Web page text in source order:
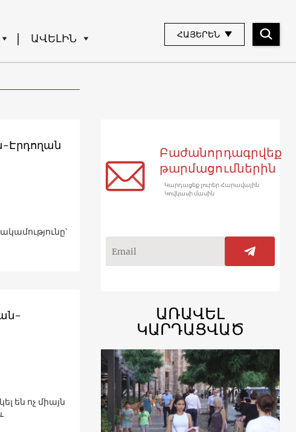
ԱՎԵԼԻՆ ՀԱՅԵՐԵՆ
Էրդողան
են ոչ միայն
Բաժանորդագրվեք
թարմացումներին
Կարդացեք լուրեր Հարավային
Կովկասի մասին
ԱՌԱՎԵԼ
ԿԱՐԴԱՑՎԱԾ